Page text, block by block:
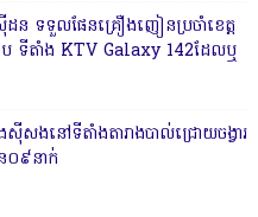
ន ទទួលផែនគ្រឿងញៀនប្រចាំខេត្ត
ប ទីតាំង KTV Galaxy 142ដែលឬ
ងស៊ីសងនៅទីតាំងតារាងបាល់ជ្រោយចង្វារ
០៩នាក់